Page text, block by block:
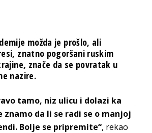
možda je prošlo, ali
znatno pogoršani ruskim
znače da se povratak u
nazire.
tamo, niz ulicu i dolazi ka
znamo da li se radi se o manjoj
Bolje se pripremite“, rekao